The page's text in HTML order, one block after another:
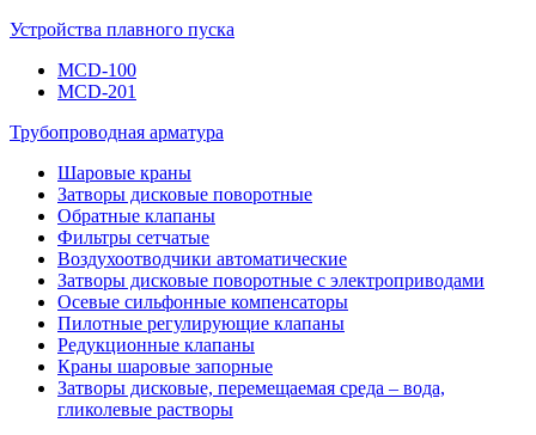
Устройства плавного пуска
MCD-100
MCD-201
Трубопроводная арматура
Шаровые краны
Затворы дисковые поворотные
Обратные клапаны
Фильтры сетчатые
Воздухоотводчики автоматические
Затворы дисковые поворотные с электроприводами
Осевые сильфонные компенсаторы
Пилотные регулирующие клапаны
Редукционные клапаны
Краны шаровые запорные
Затворы дисковые, перемещаемая среда – вода,
гликолевые растворы